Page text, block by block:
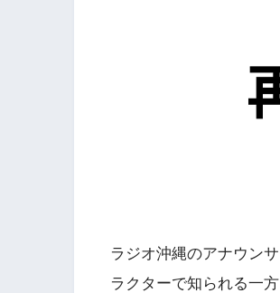
ラジオ沖縄のアナウン
ラクターで知られる一